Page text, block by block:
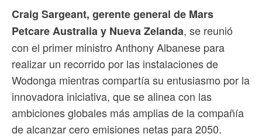
Craig Sargeant, gerente general de Mars
Petcare Australia y Nueva Zelanda, se reunió
con el primer ministro Anthony Albanese para
realizar un recorrido por las instalaciones de
Wodonga mientras compartía su entusiasmo por la
innovadora iniciativa, que se alinea con las
ambiciones globales más amplias de la compañía
de alcanzar cero emisiones netas para 2050.